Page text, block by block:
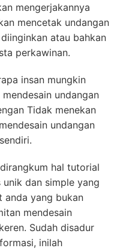
mengerjakannya
mencetak undangan
atau bahkan
perkawinan.
insan mungkin
undangan
Tidak menekan
undangan
hal tutorial
dan simple yang
anda yang bukan
mendesain
Sudah disadur
inilah